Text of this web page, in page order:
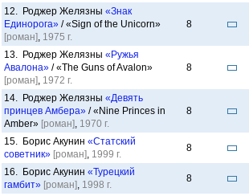
12. Роджер Желязны «Знак
Единорога» / «Sign of the Unicorn»
[роман], 1975 г.
8
13. Роджер Желязны «Ружья
Авалона» / «The Guns of Avalon»
[роман], 1972 г.
8
14. Роджер Желязны «Девять
принцев Амбера» / «Nine Princes in
Amber» [роман], 1970 г.
8
15. Борис Акунин «Статский
советник» [роман], 1999 г.
8
16. Борис Акунин «Турецкий
гамбит» [роман], 1998 г.
8